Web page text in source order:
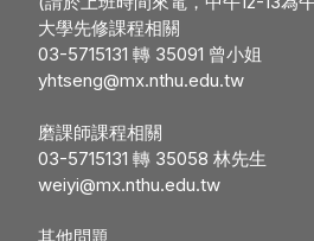
大學先修課程相關
03-5715131 轉 35091 曾小姐
yhtseng@mx.nthu.edu.tw
磨課師課程相關
03-5715131 轉 35058 林先生
weiyi@mx.nthu.edu.tw